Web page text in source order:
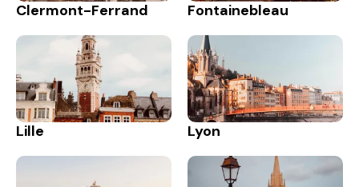
Clermont-Ferrand Fontainebleau
Lille Lyon